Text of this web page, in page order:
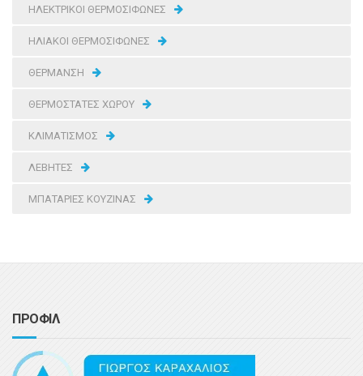
ΗΛΕΚΤΡΙΚΟΙ ΘΕΡΜΟΣΙΦΩΝΕΣ
ΗΛΙΑΚΟΙ ΘΕΡΜΟΣΙΦΩΝΕΣ
ΘΕΡΜΑΝΣΗ
ΘΕΡΜΟΣΤΑΤΕΣ ΧΩΡΟΥ
ΚΛΙΜΑΤΙΣΜΟΣ
ΛΕΒΗΤΕΣ
ΜΠΑΤΑΡΙΕΣ ΚΟΥΖΙΝΑΣ
ΠΡΟΦΙΛ